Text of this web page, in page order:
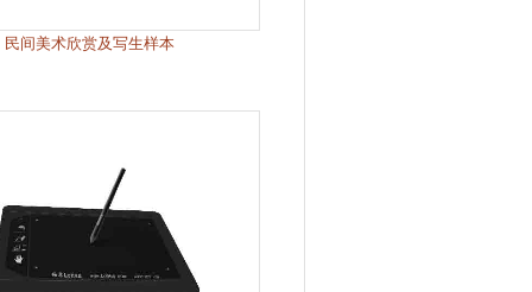
民间美术欣赏及写生样本